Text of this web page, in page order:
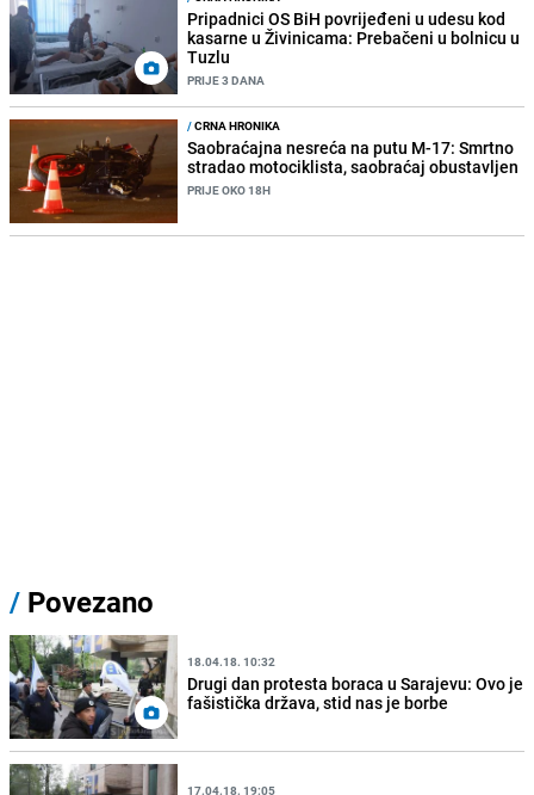
Pripadnici OS BiH povrijeđeni u udesu kod
kasarne u Živinicama: Prebačeni u bolnicu u
Tuzlu
PRIJE 3 DANA
/CRNA HRONIKA
Saobraćajna nesreća na putu M-17: Smrtno
stradao motociklista, saobraćaj obustavljen
PRIJE OKO 18H
/ Povezano
18.04.18. 10:32
Drugi dan protesta boraca u Sarajevu: Ovo je
fašistička država, stid nas je borbe
17.04.18. 19:05